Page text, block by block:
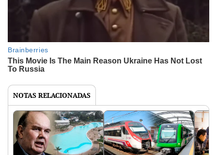
NOTAS RELACIONADAS